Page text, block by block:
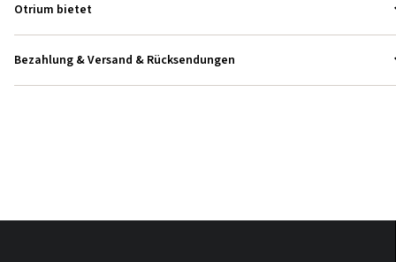
Otrium bietet
Bezahlung & Versand & Rücksendungen